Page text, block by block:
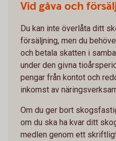
Vid gåva och
Du kan inte överlåta ditt
försäljning, men du
och betala skatten i
under den givna
pengar från kontot och
inkomst av
Om du ger bort
om du ska ha kvar ditt
medlen genom ett